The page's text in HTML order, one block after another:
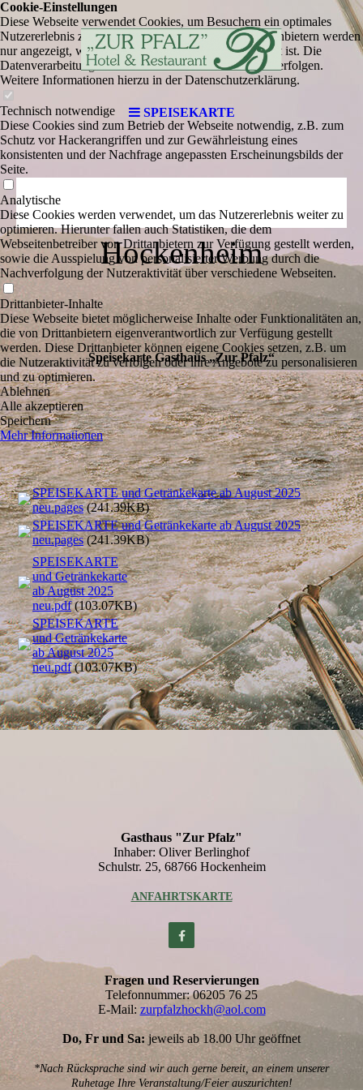
SPEISEKARTE
Hockenheim
Speise­karte Gast­haus „Zur Pfalz“
SPEISEKARTE und Getränkekarte ab August 2025
neu.pages(241.39KB)
SPEISEKARTE und Getränkekarte ab August 2025
neu.pages(241.39KB)
SPEISEKARTE
und Getränkekarte
ab August 2025
neu.pdf(103.07KB)
SPEISEKARTE
und Getränkekarte
ab August 2025
neu.pdf(103.07KB)
Gasthaus "Zur Pfalz"
Inhaber: Oliver Berlinghof
Schulstr. 25, 68766 Hockenheim
ANFAHRTSKARTE
Fragen und Reservierungen
Telefonnummer: 06205 76 25
E-Mail: zurpfalzhockh@aol.com
Do, Fr und Sa:jeweils ab 18.00 Uhr geöffnet
*Nach Rücksprache sind wir auch gerne bereit, an einem unserer
Ruhetage Ihre Veranstaltung/Feier auszurichten!
Cookie-Einstellungen
Diese Webseite verwendet Cookies, um Besuchern ein optimales
Nutzererlebnis zu bieten. Bestimmte Inhalte von Drittanbietern werden
nur angezeigt, wenn die entsprechende Option aktiviert ist. Die
Datenverarbeitung kann dann auch in einem Drittland erfolgen.
Weitere Informationen hierzu in der Datenschutzerklärung.
Technisch notwendige
Diese Cookies sind zum Betrieb der Webseite notwendig, z.B. zum
Schutz vor Hackerangriffen und zur Gewährleistung eines
konsistenten und der Nachfrage angepassten Erscheinungsbilds der
Seite.
Analytische
Diese Cookies werden verwendet, um das Nutzererlebnis weiter zu
optimieren. Hierunter fallen auch Statistiken, die dem
Webseitenbetreiber von Drittanbietern zur Verfügung gestellt werden,
sowie die Ausspielung von personalisierter Werbung durch die
Nachverfolgung der Nutzeraktivität über verschiedene Webseiten.
Drittanbieter-Inhalte
Diese Webseite bietet möglicherweise Inhalte oder Funktionalitäten an,
die von Drittanbietern eigenverantwortlich zur Verfügung gestellt
werden. Diese Drittanbieter können eigene Cookies setzen, z.B. um
die Nutzeraktivität zu verfolgen oder ihre Angebote zu personalisieren
und zu optimieren.
Ablehnen
Alle akzeptieren
Speichern
Mehr Informationen